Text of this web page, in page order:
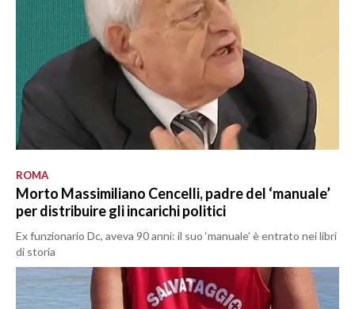
ROMA
Morto Massimiliano Cencelli, padre del ‘manuale’
per distribuire gli incarichi politici
Ex funzionario Dc, aveva 90 anni: il suo ‘manuale’ è entrato nei libri
di storia